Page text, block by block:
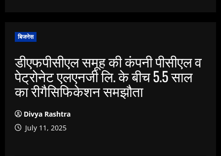
बिजनेस
डीएफपीसीएल समूह की कंपनी पीसीएल व
पेट्रोनेट एलएनजी लि. के बीच 5.5 साल
का रीगैसिफिकेशन समझौता
Divya Rashtra
July 11, 2025